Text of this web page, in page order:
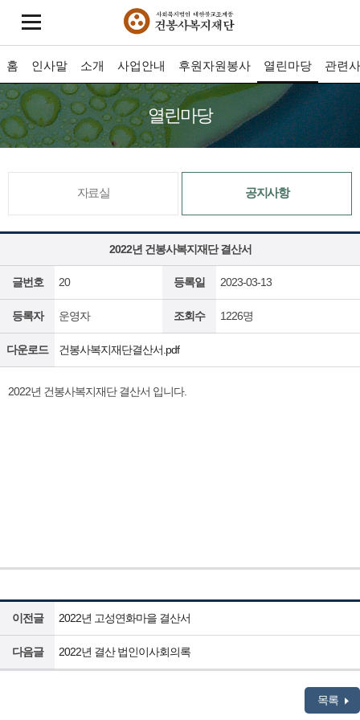
홈 인사말 소개 사업안내 후원자원봉사 열린마당 관련
열린마당
자료실 공지사항
2022년 건봉사복지재단 결산서
글번호 20 등록일 2023-03-13
등록자 운영자 조회수 1226명
다운로드 건봉사복지재단결산서.pdf
2022년 건봉사복지재단 결산서 입니다.
이전글 2022년 고성연화마을 결산서
다음글 2022년 결산 법인이사회의록
목록